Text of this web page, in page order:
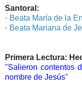
Santoral:
· Beata María de la
· Beata Mariana de
Primera Lectura:
"Salieron contentos
nombre de Jesús"